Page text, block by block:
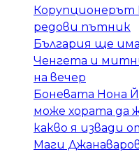
Корупционерът
редови пътник
България ще
Ченгета и
на вечер
Боневата Нона
може хората да
какво я извади
Маги